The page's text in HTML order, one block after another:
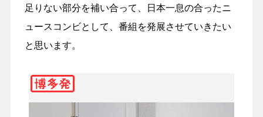
足りない部分を補い合って、日本一息の合ったニ
ュースコンビとして、番組を発展させていきたい
と思います。